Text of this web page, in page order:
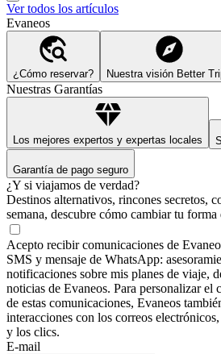
Ver todos los artículos
Evaneos
¿Cómo reservar? Nuestra visión Better
Nuestras Garantías
Los mejores expertos y expertas locales
Garantía de pago seguro
¿Y si viajamos de verdad?
Destinos alternativos, rincones secretos,
semana, descubre cómo cambiar tu
Acepto recibir comunicaciones de
SMS y mensaje de WhatsApp:
notificaciones sobre mis planes de viaje,
noticias de Evaneos. Para personalizar el
de estas comunicaciones, Evaneos
interacciones con los correos
y los clics.
E-mail